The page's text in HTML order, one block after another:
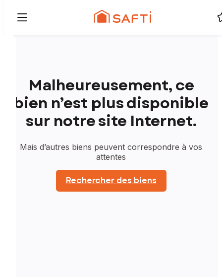
Malheureusement, ce
bien n’est plus disponible
sur notre site Internet.
Mais d’autres biens peuvent correspondre à vos
attentes
Rechercher des biens